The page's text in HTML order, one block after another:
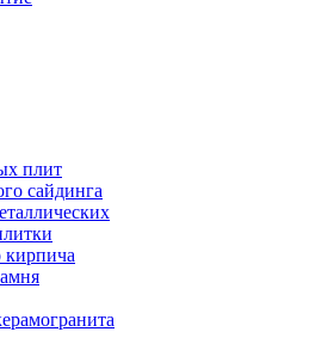
плит
сайдинга
кирпича